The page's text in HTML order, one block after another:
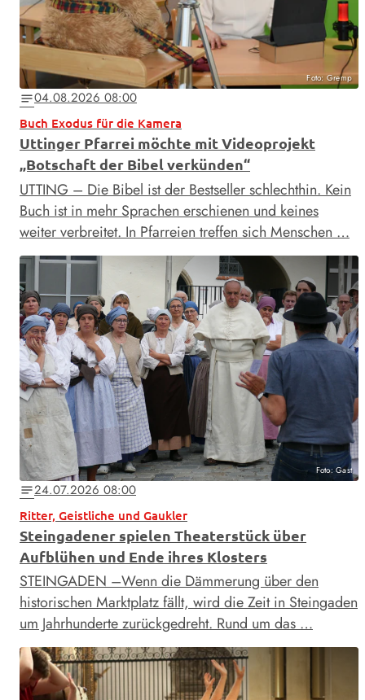
Foto: Gremp
notes04.08.2026 08:00
Buch Exodus für die Kamera
Uttinger Pfarrei möchte mit Videoprojekt
„Botschaft der Bibel verkünden“
UTTING – Die Bibel ist der Bestseller schlechthin. Kein
Buch ist in mehr Sprachen erschienen und keines
weiter verbreitet. In Pfarreien treffen sich Menschen …
Foto: Gast
notes24.07.2026 08:00
Ritter, Geistliche und Gaukler
Steingadener spielen Theaterstück über
Aufblühen und Ende ihres Klosters
STEINGADEN –Wenn die Dämmerung über den
historischen Marktplatz fällt, wird die Zeit in Steingaden
um Jahrhunderte zurückgedreht. Rund um das …